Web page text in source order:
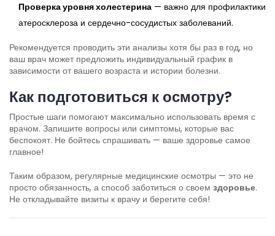
Проверка уровня холестерина — важно для профилактики
атеросклероза и сердечно-сосудистых заболеваний.
Рекомендуется проводить эти анализы хотя бы раз в год, но
ваш врач может предложить индивидуальный график в
зависимости от вашего возраста и истории болезни.
Как подготовиться к осмотру?
Простые шаги помогают максимально использовать время с
врачом. Запишите вопросы или симптомы, которые вас
беспокоят. Не бойтесь спрашивать — ваше здоровье самое
главное!
Таким образом, регулярные медицинские осмотры — это не
просто обязанность, а способ заботиться о своем здоровье.
Не откладывайте визиты к врачу и берегите себя!